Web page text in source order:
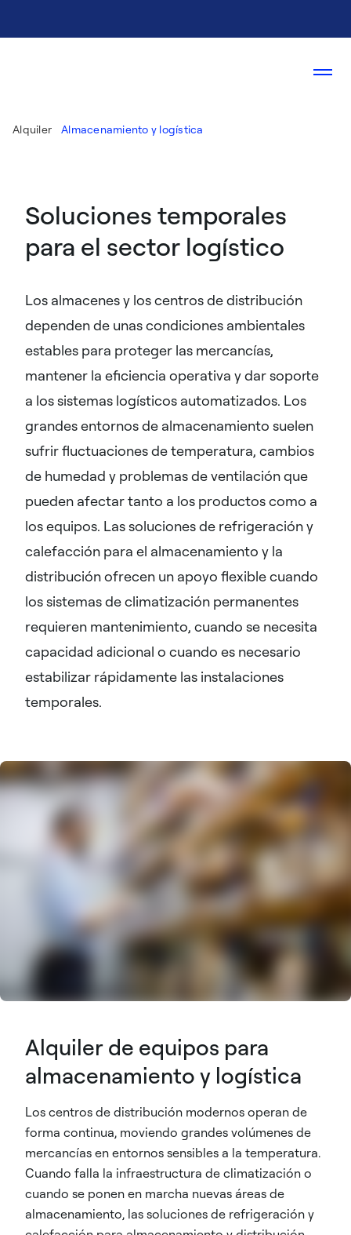
Alquiler Almacenamiento y logística
Soluciones temporales
para el sector logístico
Los almacenes y los centros de distribución
dependen de unas condiciones ambientales
estables para proteger las mercancías,
mantener la eficiencia operativa y dar soporte
a los sistemas logísticos automatizados. Los
grandes entornos de almacenamiento suelen
sufrir fluctuaciones de temperatura, cambios
de humedad y problemas de ventilación que
pueden afectar tanto a los productos como a
los equipos. Las soluciones de refrigeración y
calefacción para el almacenamiento y la
distribución ofrecen un apoyo flexible cuando
los sistemas de climatización permanentes
requieren mantenimiento, cuando se necesita
capacidad adicional o cuando es necesario
estabilizar rápidamente las instalaciones
temporales.
Alquiler de equipos para
almacenamiento y logística
Los centros de distribución modernos operan de
forma continua, moviendo grandes volúmenes de
mercancías en entornos sensibles a la temperatura.
Cuando falla la infraestructura de climatización o
cuando se ponen en marcha nuevas áreas de
almacenamiento, las soluciones de refrigeración y